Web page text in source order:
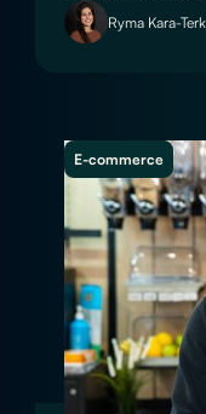
Ryma Kara-
E-commerce